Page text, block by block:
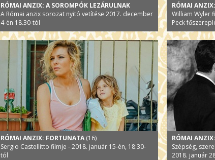
RÓMAI ANZIX: A SOROMPÓK LEZÁRULNAK
A Római anzix sorozat nyitó vetítése 2017. december
4-én 18.30-tól
RÓMAI
William Wyler
Peck
RÓMAI ANZIX: FORTUNATA (16)
Sergio Castellitto filmje - 2018. január 15-én, 18:30-
tól
RÓMAI
Szépség,
2018. január